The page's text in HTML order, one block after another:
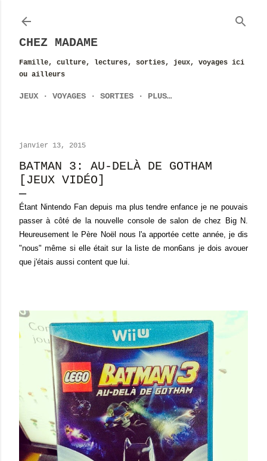
CHEZ MADAME
Famille, culture, lectures, sorties, jeux, voyages ici
ou ailleurs
JEUX VOYAGES SORTIES PLUS…
janvier 13, 2015
BATMAN 3: AU-DELÀ DE GOTHAM
[JEUX VIDÉO]
Étant Nintendo Fan depuis ma plus tendre enfance je ne pouvais
passer à côté de la nouvelle console de salon de chez Big N.
Heureusement le Père Noël nous l'a apportée cette année, je dis
"nous" même si elle était sur la liste de mon6ans je dois avouer
que j'étais aussi content que lui.